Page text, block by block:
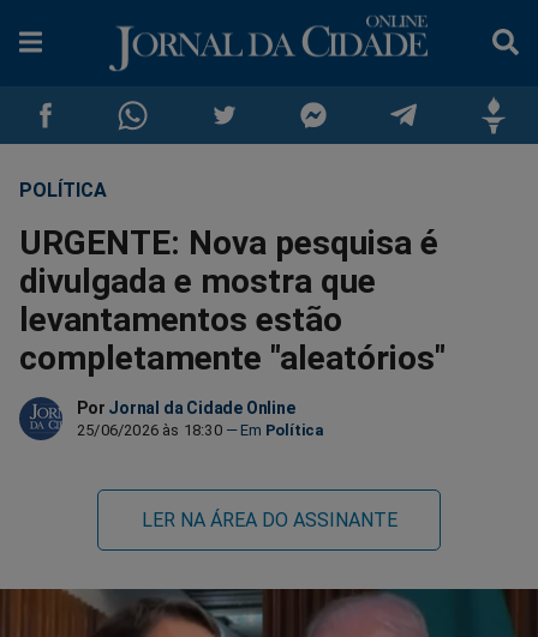
Compartilhar
no
Facebook
Compartilhar
no
Whatsapp
no
Twitter
no
Messenger
no
POLÍTICA
URGENTE: Nova pesquisa é
divulgada e mostra que
levantamentos estão
completamente "aleatórios"
Por Jornal da Cidade Online
25/06/2026 às 18:30 Política
LER NA ÁREA DO ASSINANTE